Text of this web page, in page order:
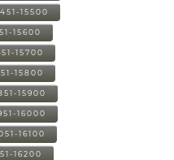
15500
15600
15700
15800
15900
16000
16100
16200